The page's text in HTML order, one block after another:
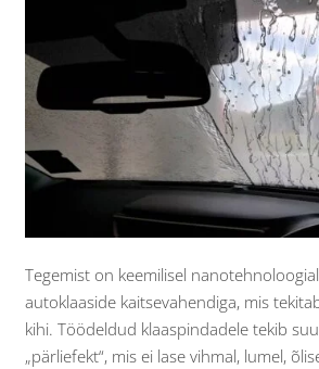
Tegemist on keemilisel
autoklaaside kaitsevahendiga, mis
kihi. Töödeldud klaaspindadele tekib
„pärliefekt“, mis ei lase vihmal, lumel,